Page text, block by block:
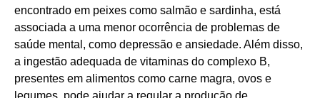
encontrado em peixes como salmão e sardinha, está
associada a uma menor ocorrência de problemas de
saúde mental, como depressão e ansiedade. Além disso,
a ingestão adequada de vitaminas do complexo B,
presentes em alimentos como carne magra, ovos e
legumes, pode ajudar a regular a produção de